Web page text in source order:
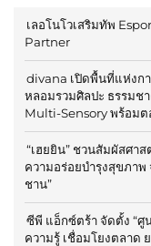
เลอโนโวเสริมทัพ
Partner
divana เปิดพื้นที่แห่งก
หลอมรวมศิลปะ ธรรมช
Multi-Sensory พร้อม
“เฮยยิน” ชวนสัมผัสศา
ความอร่อยบำรุงสุขภา
ชาน”
ซีพี แอ็กซ์ตร้า จัดตั้ง “ศู
ความรู้ เชื่อมโยงตลาด